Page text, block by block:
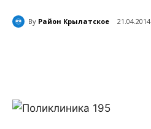
By Район Крылатское 21.04.2014